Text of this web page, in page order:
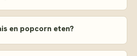
en popcorn eten?